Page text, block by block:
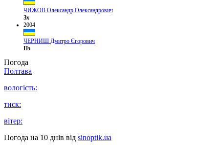
ЧИЖОВ Олександр Олександрович
Зх
2004
ЧЕРНИШ Дмитро Єгорович
Пз
Погода
Полтава
вологість:
тиск:
вітер:
Погода на 10 днів від sinoptik.ua